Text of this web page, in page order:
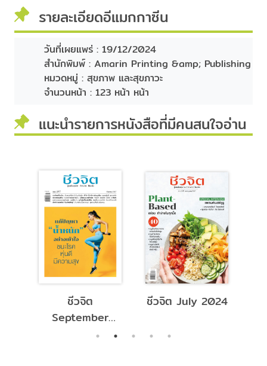
รายละเอียดอีแมกกาซีน
วันที่เผยแพร่ : 19/12/2024
สำนักพิมพ์ : Amarin Printing &amp; Publishing
หมวดหมู่ : สุขภาพ และสุขภาวะ
จำนวนหน้า : 123 หน้า หน้า
แนะนำรายการหนังสือที่มีคนสนใจอ่าน
ชีวจิต
September
ชีวจิต July 2024